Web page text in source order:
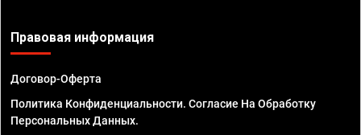
Правовая информация
Договор-Оферта
Политика Конфиденциальности. Согласие На Обработку
Персональных Данных.